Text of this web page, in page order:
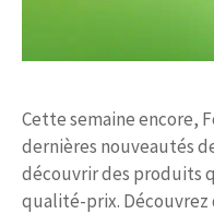
Cette semaine encore,
dernières nouveautés
découvrir des produits
qualité-prix. Découvrez